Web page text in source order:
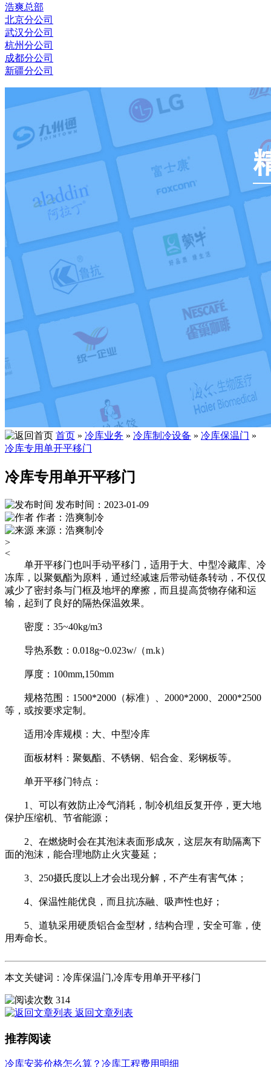
浩爽总部
北京分公司
武汉分公司
杭州分公司
成都分公司
新疆分公司
首页 » 冷库业务 » 冷库制冷设备 » 冷库保温门 »
冷库专用单开平移门
冷库专用单开平移门
发布时间：2023-01-09
作者：浩爽制冷
来源：浩爽制冷
>
<
单开平移门也叫手动平移门，适用于大、中型冷藏库、冷
冻库，以聚氨酯为原料，通过经减速后带动链条转动，不仅仅
减少了密封条与门框及地坪的摩擦，而且提高货物存储和运
输，起到了良好的隔热保温效果。
密度：35~40kg/m3
导热系数：0.018g~0.023w/（m.k）
厚度：100mm,150mm
规格范围：1500*2000（标准）、2000*2000、2000*2500
等，或按要求定制。
适用冷库规模：大、中型冷库
面板材料：聚氨酯、不锈钢、铝合金、彩钢板等。
单开平移门特点：
1、可以有效防止冷气消耗，制冷机组反复开停，更大地
保护压缩机、节省能源；
2、在燃烧时会在其泡沫表面形成灰，这层灰有助隔离下
面的泡沫，能合理地防止火灾蔓延；
3、250摄氏度以上才会出现分解，不产生有害气体；
4、保温性能优良，而且抗冻融、吸声性也好；
5、道轨采用硬质铝合金型材，结构合理，安全可靠，使
用寿命长。
本文关键词：冷库保温门,冷库专用单开平移门
314
返回文章列表
推荐阅读
冷库安装价格怎么算？冷库工程费用明细